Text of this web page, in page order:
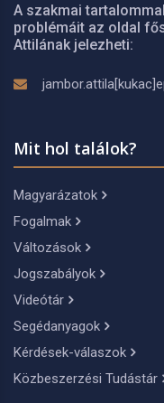
A szakmai
problémáit az oldal
Attilának jelezheti:
Mit hol találok?
Magyarázatok
Fogalmak
Változások
Jogszabályok
Videótár
Segédanyagok
Kérdések-válaszok
Közbeszerzési Tudástár